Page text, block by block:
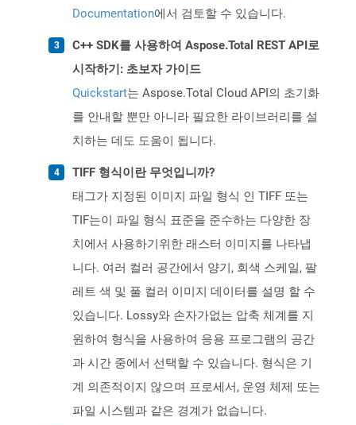
Documentation에서 검토할 수 있습니다.
C++ SDK를 사용하여 Aspose.Total REST API로
시작하기: 초보자 가이드
Quickstart는 Aspose.Total Cloud API의 초기화
를 안내할 뿐만 아니라 필요한 라이브러리를 설
치하는 데도 도움이 됩니다.
TIFF 형식이란 무엇입니까?
태그가 지정된 이미지 파일 형식 인 TIFF 또는
TIF는이 파일 형식 표준을 준수하는 다양한 장
치에서 사용하기위한 래스터 이미지를 나타냅
니다. 여러 컬러 공간에서 양기, 회색 스케일, 팔
레트 색 및 풀 컬러 이미지 데이터를 설명 할 수
있습니다. Lossy와 손자가없는 압축 체계를 지
원하여 형식을 사용하여 응용 프로그램의 공간
과 시간 중에서 선택할 수 있습니다. 형식은 기
계 의존적이지 않으며 프로세서, 운영 체제 또는
파일 시스템과 같은 경계가 없습니다.